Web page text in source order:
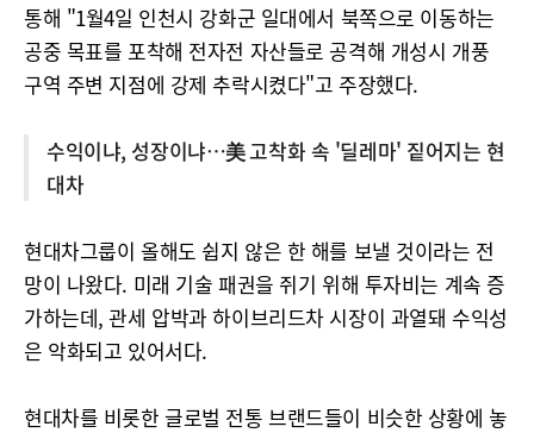
통해 "1월4일 인천시 강화군 일대에서 북쪽으로 이동하는
공중 목표를 포착해 전자전 자산들로 공격해 개성시 개풍
구역 주변 지점에 강제 추락시켰다"고 주장했다.
수익이냐, 성장이냐…美 고착화 속 '딜레마' 짙어지는 현
대차
현대차그룹이 올해도 쉽지 않은 한 해를 보낼 것이라는 전
망이 나왔다. 미래 기술 패권을 쥐기 위해 투자비는 계속 증
가하는데, 관세 압박과 하이브리드차 시장이 과열돼 수익성
은 악화되고 있어서다.
현대차를 비롯한 글로벌 전통 브랜드들이 비슷한 상황에 놓